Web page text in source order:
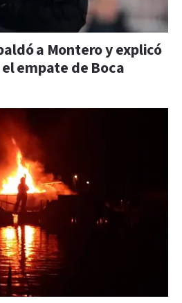
a Montero y explicó
empate de Boca